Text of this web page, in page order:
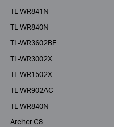
TL-WR841N
TL-WR840N
TL-WR3602BE
TL-WR3002X
TL-WR1502X
TL-WR902AC
TL-WR840N
Archer C8